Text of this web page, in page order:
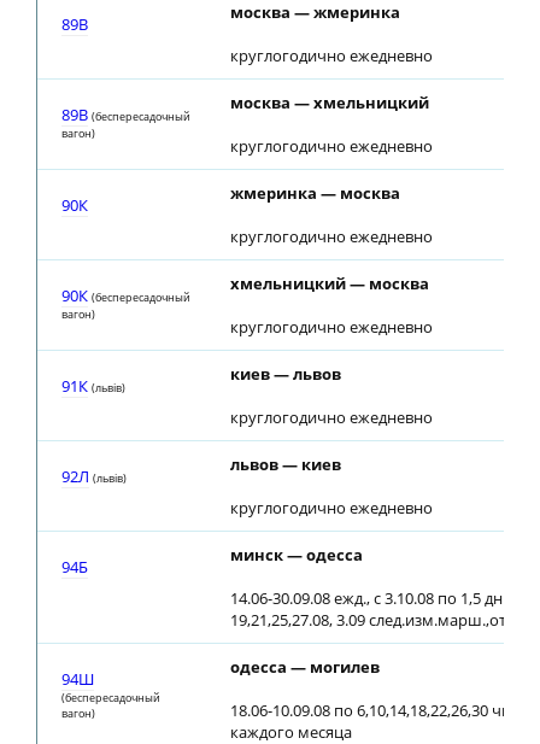
89В
москва — жмеринка
круглогодично ежедневно
89В (беспересадочный
вагон)
москва — хмельницкий
круглогодично ежедневно
90К
жмеринка — москва
круглогодично ежедневно
90К (беспересадочный
вагон)
хмельницкий — москва
круглогодично ежедневно
91К (львiв)
киев — львов
круглогодично ежедневно
92Л (львiв)
львов — киев
круглогодично ежедневно
94Б
минск — одесса
14.06-30.09.08 ежд., с 3.10.08 по 1,5 дн.
19,21,25,27.08, 3.09
94Ш
(беспересадочный
вагон)
одесса — могилев
18.06-10.09.08 по 6,10,14,18,22,26,30
каждого месяца